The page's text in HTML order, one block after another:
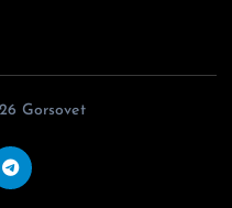
Gorsovet